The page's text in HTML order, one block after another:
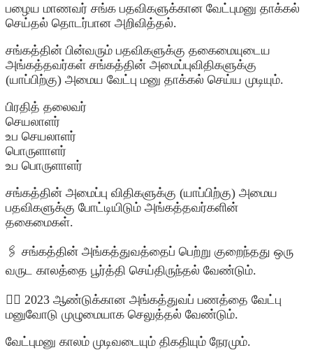
பழைய மாணவர் சங்க பதவிகளுக்கான வேட்புமனு தாக்கல்
செய்தல் தொடர்பான அறிவித்தல்.
சங்கத்தின் பின்வரும் பதவிகளுக்கு தகைமையுடைய
அங்கத்தவர்கள் சங்கத்தின் அமைப்புவிதிகளுக்கு
(யாப்பிற்கு) அமைய வேட்பு மனு தாக்கல் செய்ய முடியும்.
பிரதித் தலைவர்
செயலாளர்
உப செயலாளர்
பொருளாளர்
உப பொருளாளர்
சங்கத்தின் அமைப்பு விதிகளுக்கு (யாப்பிற்கு) அமைய
பதவிகளுக்கு போட்டியிடும் அங்கத்தவர்களின்
தகைமைகள்.
🖇️ சங்கத்தின் அங்கத்துவத்தைப் பெற்று குறைந்தது ஒரு
வருட காலத்தை பூர்த்தி செய்திருந்தல் வேண்டும்.
👉🏿 2023 ஆண்டுக்கான அங்கத்துவப் பணத்தை வேட்பு
மனுவோடு முழுமையாக செலுத்தல் வேண்டும்.
வேட்புமனு காலம் முடிவடையும் திகதியும் நேரமும்.